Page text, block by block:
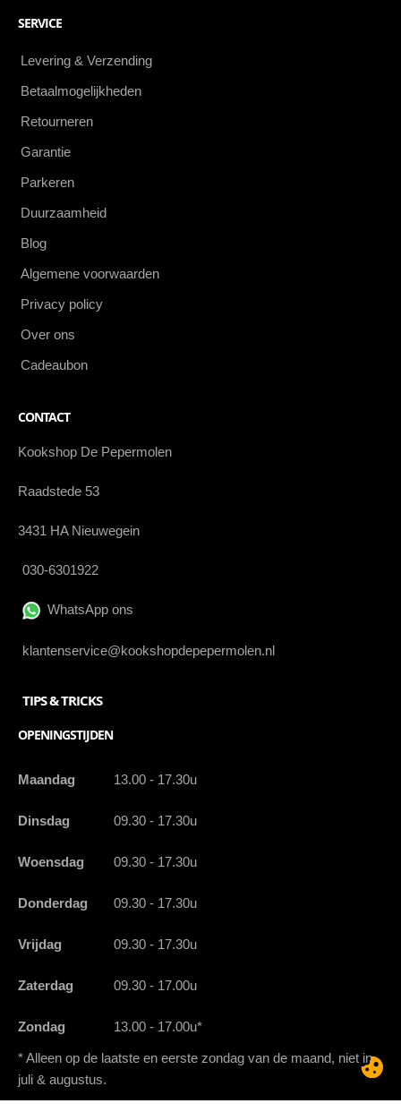
SERVICE
Levering & Verzending
Betaalmogelijkheden
Retourneren
Garantie
Parkeren
Duurzaamheid
Blog
Algemene voorwaarden
Privacy policy
Over ons
Cadeaubon
CONTACT
Kookshop De Pepermolen
Raadstede 53
3431 HA Nieuwegein
030-6301922
WhatsApp ons
klantenservice@kookshopdepepermolen.nl
TIPS & TRICKS
OPENINGSTIJDEN
Maandag 13.00 - 17.30u
Dinsdag 09.30 - 17.30u
Woensdag 09.30 - 17.30u
Donderdag 09.30 - 17.30u
Vrijdag 09.30 - 17.30u
Zaterdag 09.30 - 17.00u
Zondag 13.00 - 17.00u*
* Alleen op de laatste en eerste zondag van de maand, niet in
juli & augustus.